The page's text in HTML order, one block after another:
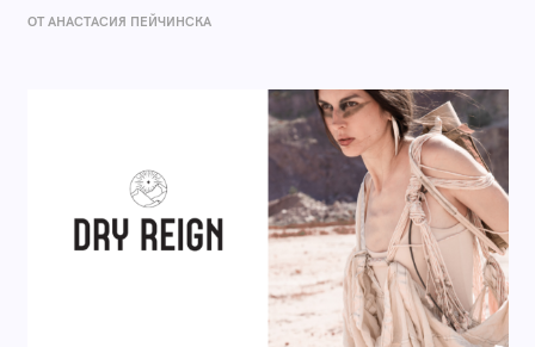
ОТ AНАСТАСИЯ ПЕЙЧИНСКА